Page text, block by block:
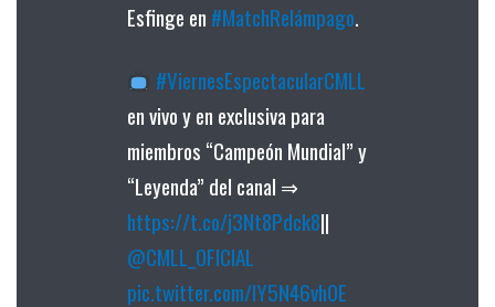
Esfinge en #MatchRelámpago.
#ViernesEspectacularCMLL
en vivo y en exclusiva para
miembros “Campeón Mundial” y
“Leyenda” del canal ⇒
https://t.co/j3Nt8Pdck8||
@CMLL_OFICIAL
pic.twitter.com/lY5N46vh0E